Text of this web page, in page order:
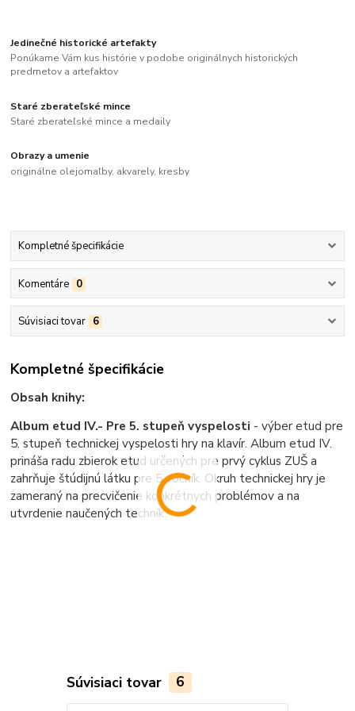
Jedinečné historické artefakty
Ponúkame Vám kus histórie v podobe originálnych historických
predmetov a artefaktov
Staré zberateľské mince
Staré zberateľské mince a medaily
Obrazy a umenie
originálne olejomaľby, akvarely, kresby
Kompletné špecifikácie
Komentáre 0
Súvisiaci tovar 6
Kompletné špecifikácie
Obsah knihy:
Album etud IV.- Pre 5. stupeň vyspelosti - výber etud pre
5. stupeň technickej vyspelosti hry na klavír. Album etud IV.
prináša radu zbierok etud určených pre prvý cyklus ZUŠ a
zahrňuje štúdijnú látku pre 5. ročník. Okruh technickej hry je
zameraný na precvičenie konkrétnych problémov a na
utvrdenie naučených techník.
Súvisiaci tovar 6